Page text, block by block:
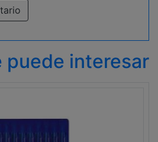
puede interesar